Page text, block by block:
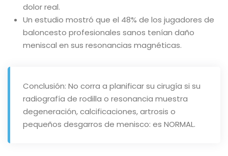
dolor real.
Un estudio mostró que el 48% de los jugadores de
baloncesto profesionales sanos tenían daño
meniscal en sus resonancias magnéticas.
Conclusión: No corra a planificar su cirugía si su
radiografía de rodilla o resonancia muestra
degeneración, calcificaciones, artrosis o
pequeños desgarros de menisco: es NORMAL.